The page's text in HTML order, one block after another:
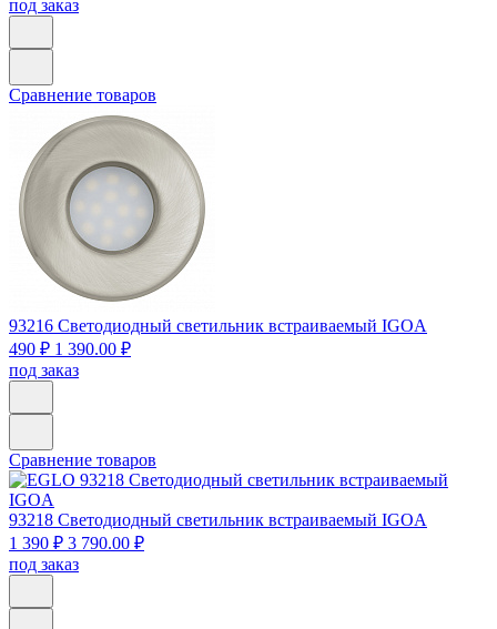
под заказ
Сравнение товаров
93216 Светодиодный светильник встраиваемый IGOA
490 ₽ 1 390.00 ₽
под заказ
Сравнение товаров
93218 Светодиодный светильник встраиваемый IGOA
1 390 ₽ 3 790.00 ₽
под заказ